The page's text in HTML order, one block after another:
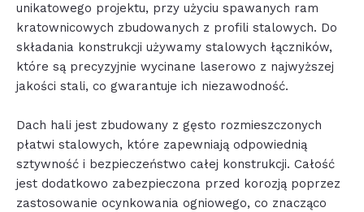
unikatowego projektu, przy użyciu spawanych ram
kratownicowych zbudowanych z profili stalowych. Do
składania konstrukcji używamy stalowych łączników,
które są precyzyjnie wycinane laserowo z najwyższej
jakości stali, co gwarantuje ich niezawodność.
Dach hali jest zbudowany z gęsto rozmieszczonych
płatwi stalowych, które zapewniają odpowiednią
sztywność i bezpieczeństwo całej konstrukcji. Całość
jest dodatkowo zabezpieczona przed korozją poprzez
zastosowanie ocynkowania ogniowego, co znacząco